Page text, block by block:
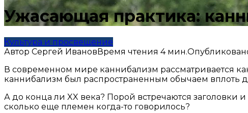
Ужасающая практика:
Культура и просвещение
Автор Сергей ИвановВремя чтения 4 мин.
В современном мире каннибализм рассматривается
каннибализм был распространенным обычаем вплоть
А до конца ли XX века? Порой встречаются
сколько еще племен когда-то говорилось?